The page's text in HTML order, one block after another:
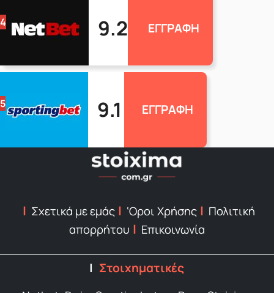
4 9.2 ΕΓΓΡΑΦΗ
5 9.1 ΕΓΓΡΑΦΗ
Σχετικά με εμάς ‘Οροι Χρήσης
Πολιτική
απορρήτου
Επικοινωνία
Στοιχηματικές